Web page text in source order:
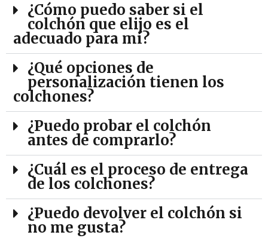
¿Cómo puedo saber si el
colchón que elijo es el
adecuado para mí?
¿Qué opciones de
personalización tienen los
colchones?
¿Puedo probar el colchón
antes de comprarlo?
¿Cuál es el proceso de entrega
de los colchones?
¿Puedo devolver el colchón si
no me gusta?